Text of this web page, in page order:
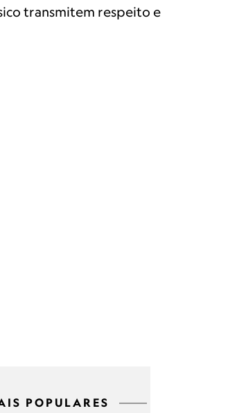
transmitem respeito e
POPULARES